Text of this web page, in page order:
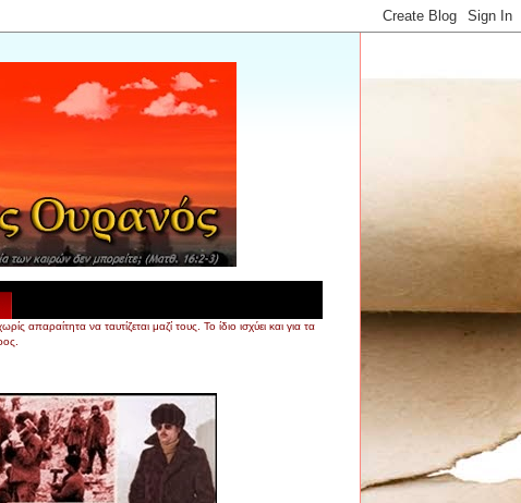
να ταυτίζεται μαζί τους. Το ίδιο ισχύει και για τα